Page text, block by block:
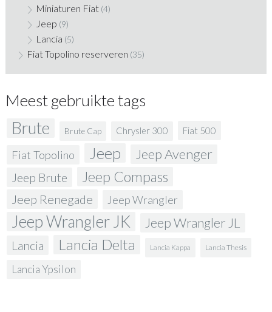
Miniaturen Fiat (4)
Jeep (9)
Lancia (5)
Fiat Topolino reserveren (35)
Meest gebruikte tags
Brute Brute Cap Chrysler 300 Fiat 500
Fiat Topolino Jeep Jeep Avenger
Jeep Brute Jeep Compass
Jeep Renegade Jeep Wrangler
Jeep Wrangler JK Jeep Wrangler JL
Lancia Lancia Delta Lancia Kappa Lancia Thesis
Lancia Ypsilon